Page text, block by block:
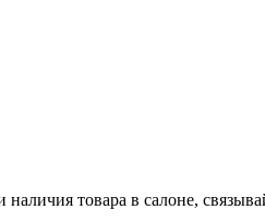
товара в салоне,